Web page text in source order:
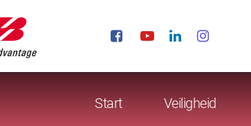
Start Veiligheid